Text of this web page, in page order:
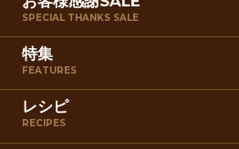
SPECIAL THANKS SALE
特集
FEATURES
レシピ
RECIPES